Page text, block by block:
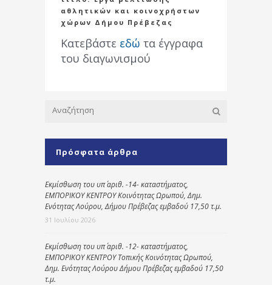
αθλητικών και κοινοχρήστων
χώρων Δήμου Πρέβεζας
Κατεβάστε εδώ τα έγγραφα
του διαγωνισμού
Πρόσφατα άρθρα
Εκμίσθωση του υπ΄ αριθ. -14- καταστήματος,
ΕΜΠΟΡΙΚΟΥ ΚΕΝΤΡΟΥ Κοινότητας Ωρωπού, Δημ.
Ενότητας Λούρου, Δήμου Πρέβεζας εμβαδού 17,50 τ.μ.
31 Ιουλίου 2026
Εκμίσθωση του υπ΄ αριθ. -12- καταστήματος,
ΕΜΠΟΡΙΚΟΥ ΚΕΝΤΡΟΥ Τοπικής Κοινότητας Ωρωπού,
Δημ. Ενότητας Λούρου Δήμου Πρέβεζας εμβαδού 17,50
τ.μ.